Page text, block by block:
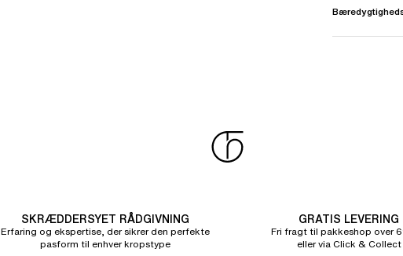
SKRÆDDERSYET RÅDGIVNING
Erfaring og ekspertise, der sikrer den perfekte
pasform til enhver kropstype
GRATIS LEVERING
Fri fragt til pakkeshop over
eller via Click & Collect